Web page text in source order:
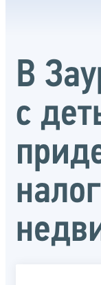
В
с